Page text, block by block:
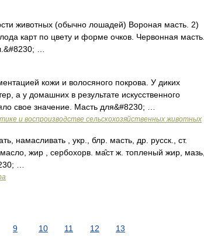
животных (обычно лошадей) Вороная масть. 2)
карт по цвету и форме очков. Червонная масть.
…
кожи и волосяного покрова. У диких
а у домашних в результате искусственного
свое значение. Масть для&#8230; …
и воспроизводстве сельскохозяйственных животных
намасливать , укр., блр. масть, др. русск., ст.
жир , сербохорв. ма̑ст ж. топленый жир, мазь,
…
9 10 11 12 13